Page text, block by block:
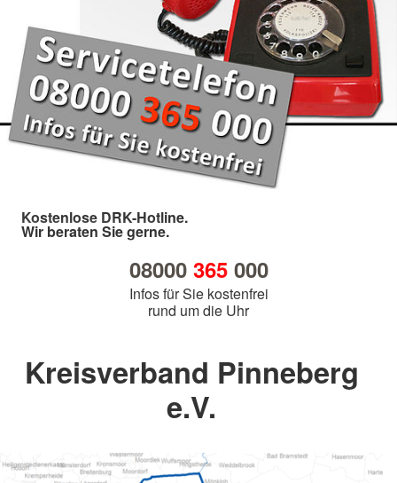
Kostenlose DRK-Hotline.
Wir beraten Sie gerne.
08000 365000
Infos für Sie kostenfrei
rund um die Uhr
Kreisverband Pinneberg
e.V.